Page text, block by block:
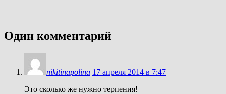
Один комментарий
nikitinapolina 17 апреля 2014 в 7:47
Это сколько же нужно терпения!